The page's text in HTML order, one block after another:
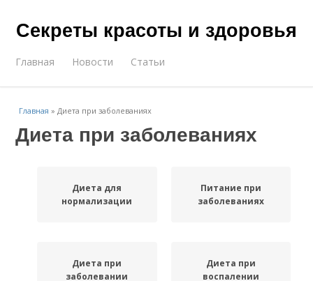
Секреты красоты и здоровья
Главная Новости Статьи
Главная »Диета при заболеваниях
Диета при заболеваниях
Диета для
нормализации
Питание при
заболеваниях
Диета при
заболевании
Диета при
воспалении